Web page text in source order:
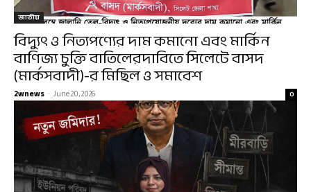
জাতীয়
বিদ্যুৎ ও নিত্যপণ্যের দাম কমানো এবং মার্কিন
বাণিজ্য চুক্তি বাতিলেরদাবিতে সিলেটে বাসদ
(মার্কসবাদী)-র মিছিল ও সমাবেশ
2wnews -June 20, 2026 0